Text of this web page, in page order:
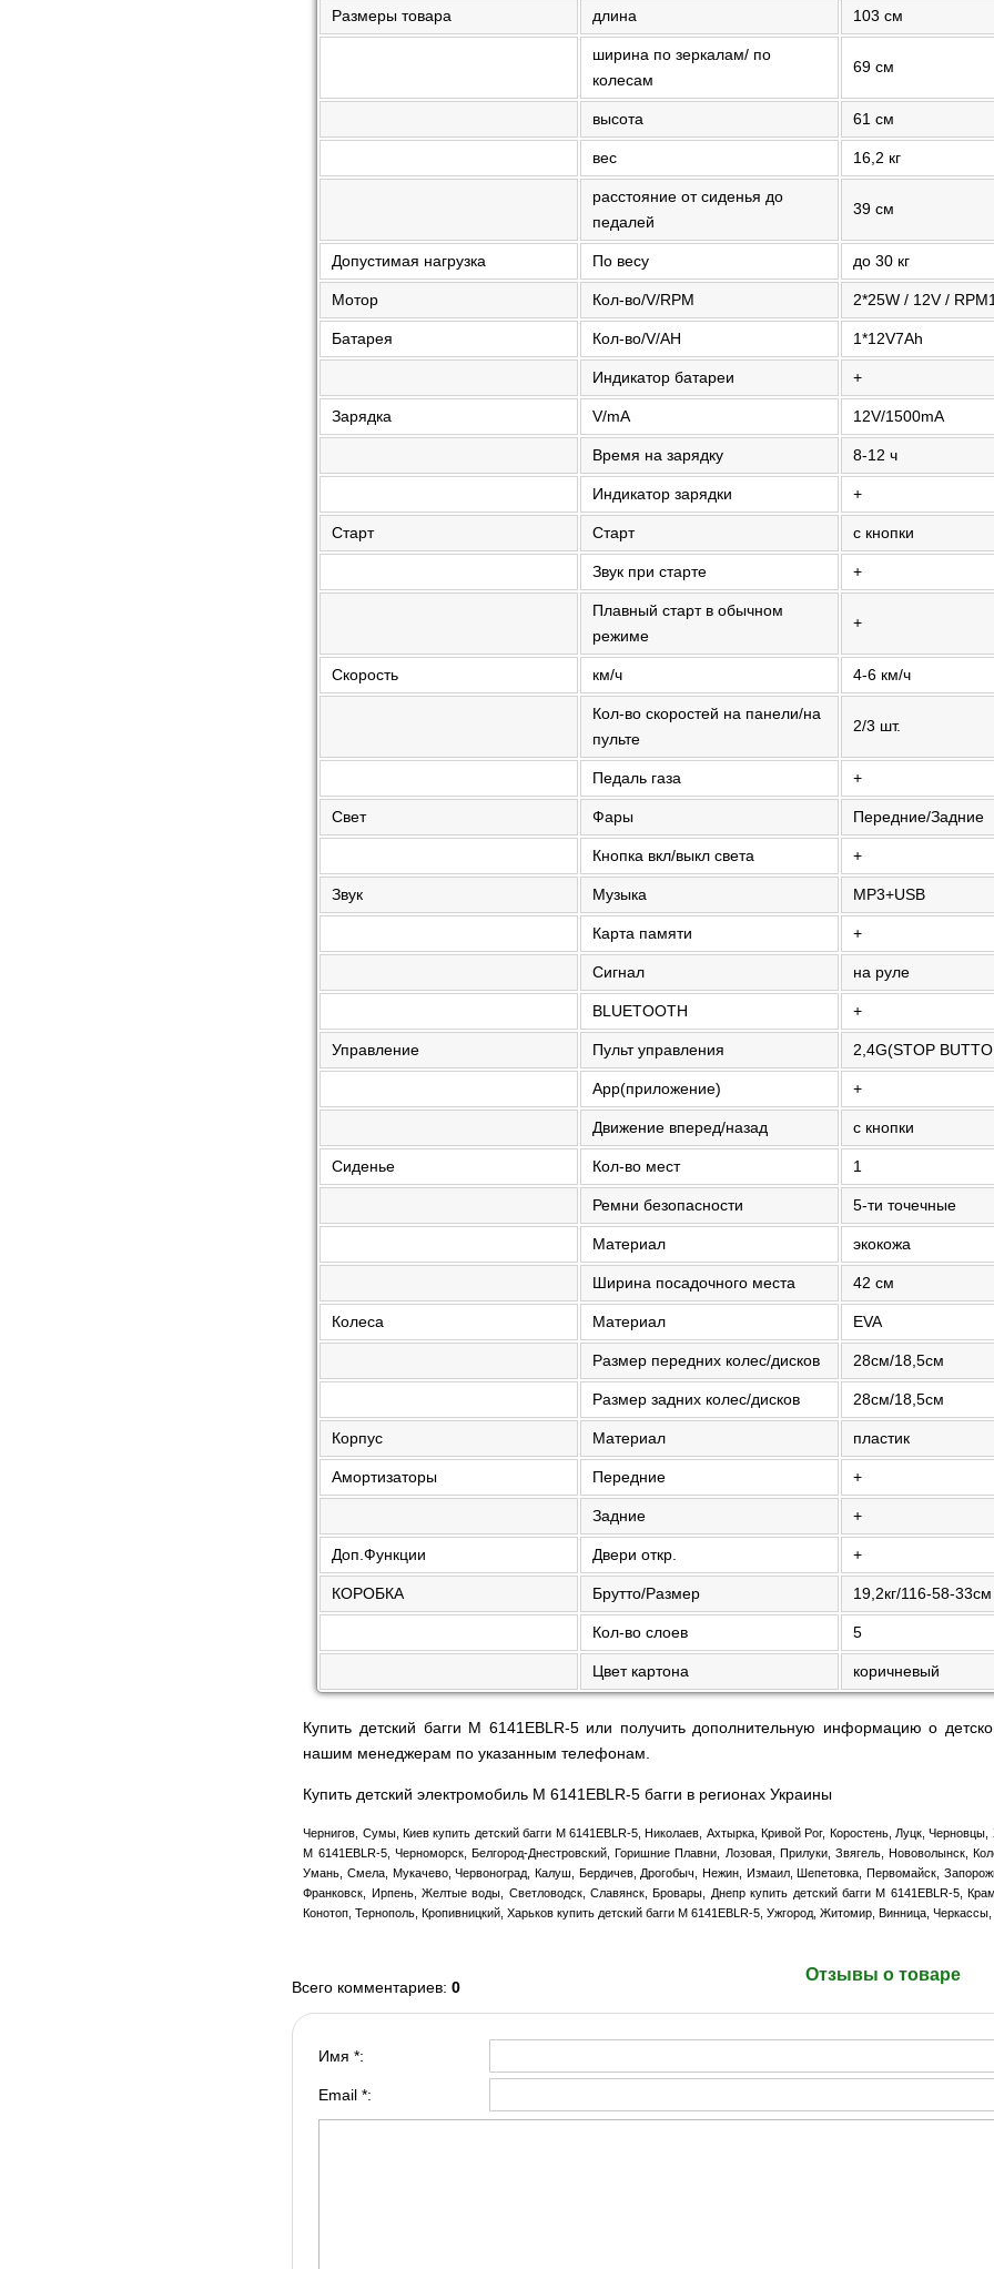
Размеры товара длина 103 см
ширина по зеркалам/ по
колесам
69 см
высота 61 см
вес 16,2 кг
расстояние от сиденья до
педалей
39 см
Допустимая нагрузка По весу до 30 кг
Мотор Кол-во/V/RPM 2*25W / 12V /
Батарея Кол-во/V/AH 1*12V7Ah
Индикатор батареи +
Зарядка V/mA 12V/1500mA
Время на зарядку 8-12 ч
Индикатор зарядки +
Старт Старт с кнопки
Звук при старте +
Плавный старт в обычном
режиме
+
Скорость км/ч 4-6 км/ч
Кол-во скоростей на панели/на
пульте
2/3 шт.
Педаль газа +
Свет Фары Передние/Задние
Кнопка вкл/выкл света +
Звук Музыка MP3+USB
Карта памяти +
Сигнал на руле
BLUETOOTH +
Управление Пульт управления 2,4G(STOP
App(приложение) +
Движение вперед/назад с кнопки
Сиденье Кол-во мест 1
Ремни безопасности 5-ти точечные
Материал экокожа
Ширина посадочного места 42 см
Колеса Материал EVA
Размер передних колес/дисков 28см/18,5см
Размер задних колес/дисков 28см/18,5см
Корпус Материал пластик
Амортизаторы Передние +
Задние +
Доп.Функции Двери откр. +
КОРОБКА Брутто/Размер 19,2кг/116-58-33см
Кол-во слоев 5
Цвет картона коричневый
Купить детский багги M 6141EBLR-5 или получить дополнительную информацию о
нашим менеджерам по указанным телефонам.
Купить детский электромобиль M 6141EBLR-5 багги в регионах Украины
Чернигов, Сумы, Киев купить детский багги M 6141EBLR-5, Николаев, Ахтырка, Кривой Рог, Коростень, Луцк,
M 6141EBLR-5, Черноморск, Белгород-Днестровский, Горишние Плавни, Лозовая, Прилуки, Звягель, Нововолынск,
Умань, Смела, Мукачево, Червоноград, Калуш, Бердичев, Дрогобыч, Нежин, Измаил, Шепетовка, Первомайск,
Франковск, Ирпень, Желтые воды, Светловодск, Славянск, Бровары, Днепр купить детский багги M 6141EBLR-5,
Конотоп, Тернополь, Кропивницкий, Харьков купить детский багги M 6141EBLR-5, Ужгород, Житомир, Винница,
Отзывы о товаре
Всего комментариев:0
Имя *:
Email *: